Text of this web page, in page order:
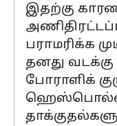
இதற்கு
பராமரிக்க
தனது
போராளிக்